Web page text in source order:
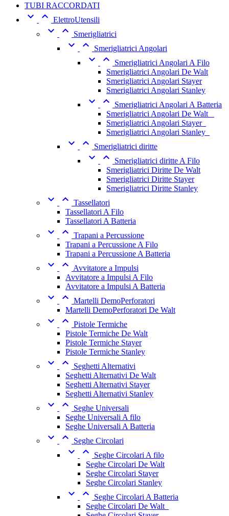
TUBI RACCORDATI
  ElettroUtensili
  Smerigliatrici
  Smerigliatrici Angolari
 
Smerigliatrici Angolari A Filo
Smerigliatrici Angolari De Walt
Smerigliatrici Angolari Stayer
Smerigliatrici Angolari Stanley
 
Smerigliatrici Angolari A Batteria
Smerigliatrici Angolari De Walt _
Smerigliatrici Angolari Stayer_
Smerigliatrici Angolari Stanley_
  Smerigliatrici diritte
 
Smerigliatrici diritte A Filo
Smerigliatrici Diritte De Walt
Smerigliatrici Diritte Stayer
Smerigliatrici Diritte Stanley
  Tassellatori
Tassellatori A Filo
Tassellatori A Batteria
  Trapani a Percussione
Trapani a Percussione A Filo
Trapani a Percussione A Batteria
  Avvitatore a Impulsi
Avvitatore a Impulsi A Filo
Avvitatore a Impulsi A Batteria
  Martelli DemoPerforatori
Martelli DemoPerforatori De Walt
  Pistole Termiche
Pistole Termiche De Walt
Pistole Termiche Stayer
Pistole Termiche Stanley
 
Seghetti Alternativi
Seghetti Alternativi De Walt
Seghetti Alternativi Stayer
Seghetti Alternativi Stanley
 
Seghe Universali
Seghe Universali A filo
Seghe Universali A Batteria
  Seghe Circolari
 
Seghe Circolari A filo
Seghe Circolari De Walt
Seghe Circolari Stayer
Seghe Circolari Stanley
 
Seghe Circolari A Batteria
Seghe Circolari De Walt_